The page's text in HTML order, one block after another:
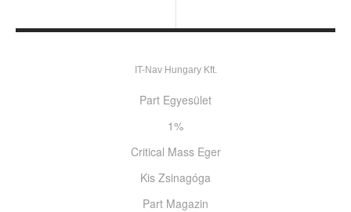
IT-Nav Hungary Kft.
Part Egyesület
1%
Critical Mass Eger
Kis Zsinagóga
Part Magazin